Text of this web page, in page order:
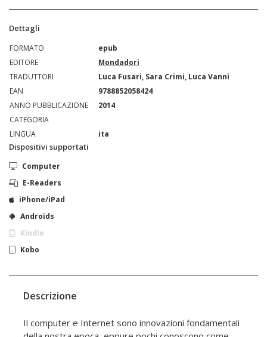
Dettagli
FORMATO
epub
EDITORE
Mondadori
TRADUTTORI
Luca Fusari, Sara Crimi, Luca Vanni
EAN
9788852058424
ANNO PUBBLICAZIONE
2014
CATEGORIA
LINGUA
ita
Dispositivi supportati
Computer
E-Readers
iPhone/iPad
Androids
Kindle
Kobo
Descrizione
Il computer e Internet sono innovazioni fondamentali